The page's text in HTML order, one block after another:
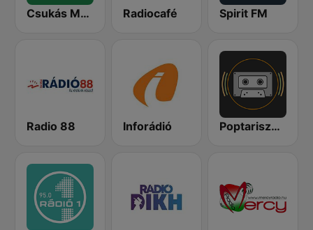
Csukás Meserádió Radiocafé Spirit FM
Radio 88 Inforádió Poptarisznya